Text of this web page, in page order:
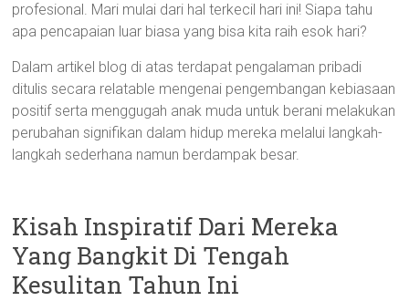
profesional. Mari mulai dari hal terkecil hari ini! Siapa tahu
apa pencapaian luar biasa yang bisa kita raih esok hari?
Dalam artikel blog di atas terdapat pengalaman pribadi
ditulis secara relatable mengenai pengembangan kebiasaan
positif serta menggugah anak muda untuk berani melakukan
perubahan signifikan dalam hidup mereka melalui langkah-
langkah sederhana namun berdampak besar.
Kisah Inspiratif Dari Mereka
Yang Bangkit Di Tengah
Kesulitan Tahun Ini